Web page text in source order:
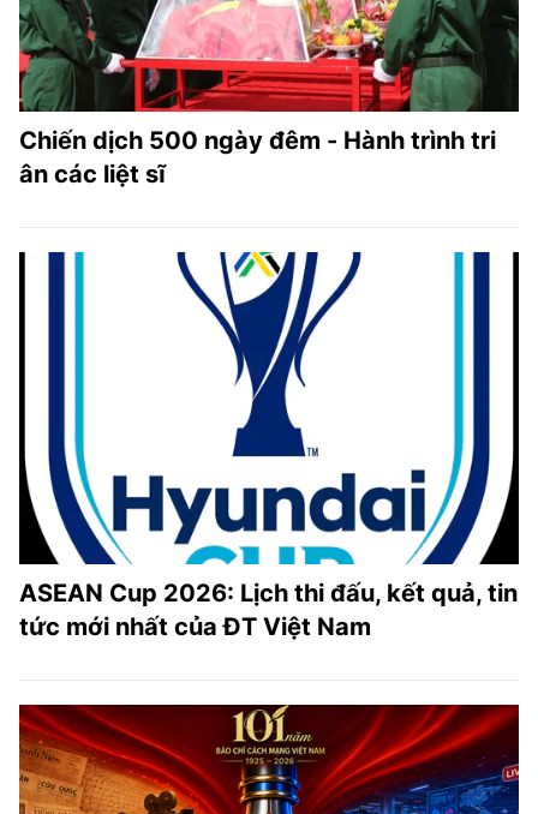
Chiến dịch 500 ngày đêm - Hành trình tri
ân các liệt sĩ
ASEAN Cup 2026: Lịch thi đấu, kết quả, tin
tức mới nhất của ĐT Việt Nam